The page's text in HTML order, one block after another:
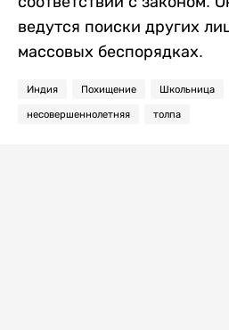
ведутся поиски других
массовых беспорядках.
Индия Похищение Школьница
несовершеннолетняя толпа